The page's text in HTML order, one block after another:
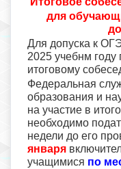
для
Для допуска к
2025 учебнм году
итоговому
Федеральная
образования и
на участие в
необходимо
недели до его
января
учащимися по